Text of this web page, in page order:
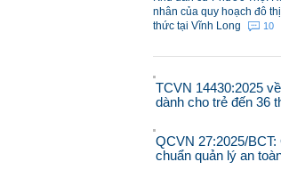
nhân của quy hoạch đô
thức tại Vĩnh Long
10
TCVN 14430:2025
dành cho trẻ đến 36
QCVN 27:2025/
chuẩn quản lý an